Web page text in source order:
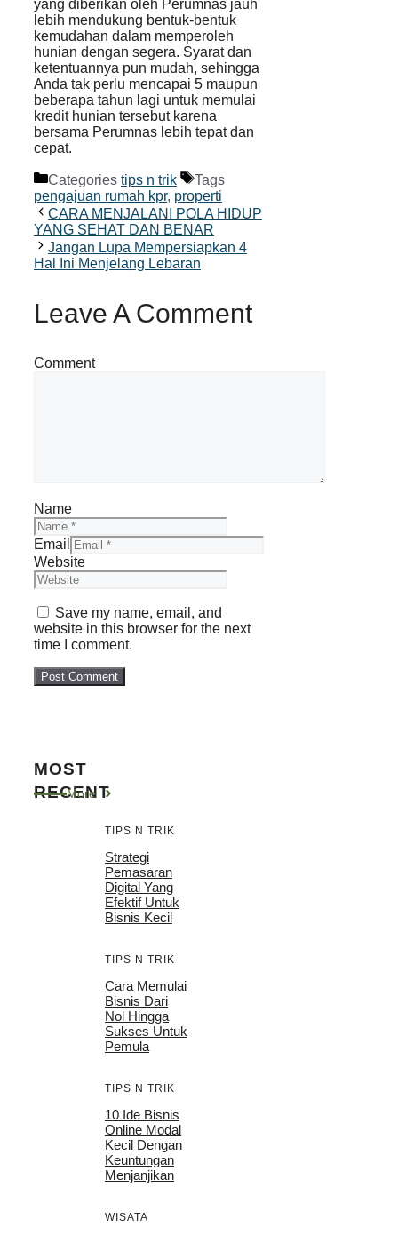
yang diberikan oleh Perumnas jauh
lebih mendukung bentuk-bentuk
kemudahan dalam memperoleh
hunian dengan segera. Syarat dan
ketentuannya pun mudah, sehingga
Anda tak perlu mencapai 5 maupun
beberapa tahun lagi untuk memulai
kredit hunian tersebut karena
bersama Perumnas lebih tepat dan
cepat.
Categories tips n trik
Tags
pengajuan rumah kpr, properti
CARA MENJALANI POLA HIDUP
YANG SEHAT DAN BENAR
Jangan Lupa Mempersiapkan 4
Hal Ini Menjelang Lebaran
Leave A Comment
Comment
Name
Email
Website
Save my name, email, and
website in this browser for the next
time I comment.
MOST
RECENT
More
TIPS N TRIK
Strategi
Pemasaran
Digital Yang
Efektif Untuk
Bisnis Kecil
TIPS N TRIK
Cara Memulai
Bisnis Dari
Nol Hingga
Sukses Untuk
Pemula
TIPS N TRIK
10 Ide Bisnis
Online Modal
Kecil Dengan
Keuntungan
Menjanjikan
WISATA